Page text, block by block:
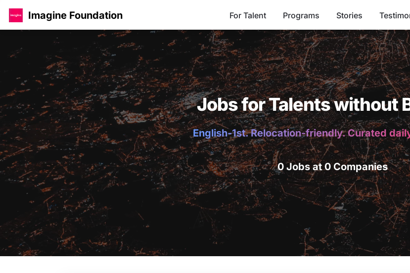
Imagine Foundation For Talent Programs Stories
Jobs for Talents without
English-1st. Relocation-friendly. Curated
0 Jobs at 0 Companies